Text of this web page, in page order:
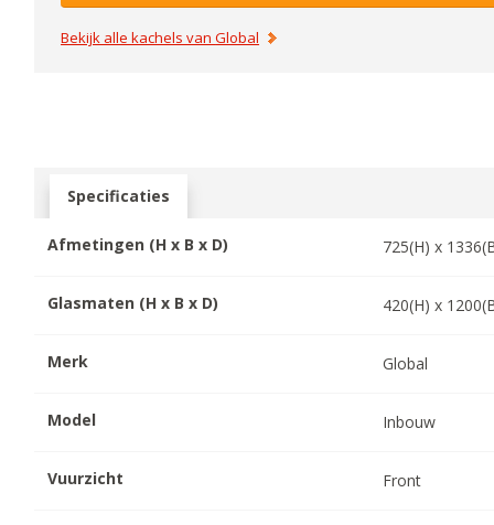
Bekijk alle kachels vanGlobal
Specificaties
Afmetingen (H x B x D) 725(H) x 1336
Glasmaten (H x B x D) 420(H) x 1200
Merk Global
Model Inbouw
Vuurzicht Front